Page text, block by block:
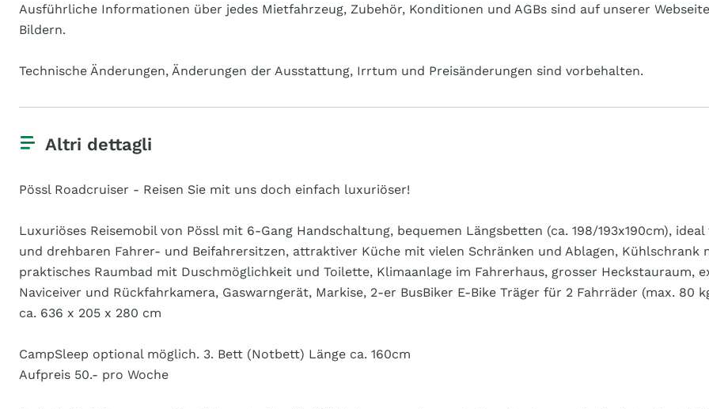
Ausführliche Informationen über jedes Mietfahrzeug, Zubehör, Konditionen und AGBs sind auf unserer
Bildern.
Technische Änderungen, Änderungen der Ausstattung, Irrtum und Preisänderungen sind vorbehalten.
Altri dettagli
Pössl Roadcruiser - Reisen Sie mit uns doch einfach luxuriöser!
Luxuriöses Reisemobil von Pössl mit 6-Gang Handschaltung, bequemen Längsbetten (ca. 198/193x190cm),
und drehbaren Fahrer- und Beifahrersitzen, attraktiver Küche mit vielen Schränken und Ablagen, Kühlschrank
praktisches Raumbad mit Duschmöglichkeit und Toilette, Klimaanlage im Fahrerhaus, grosser Heckstauraum,
Naviceiver und Rückfahrkamera, Gaswarngerät, Markise, 2-er BusBiker E-Bike Träger für 2 Fahrräder (max. 80
ca. 636 x 205 x 280 cm
CampSleep optional möglich. 3. Bett (Notbett) Länge ca. 160cm
Aufpreis 50.- pro Woche